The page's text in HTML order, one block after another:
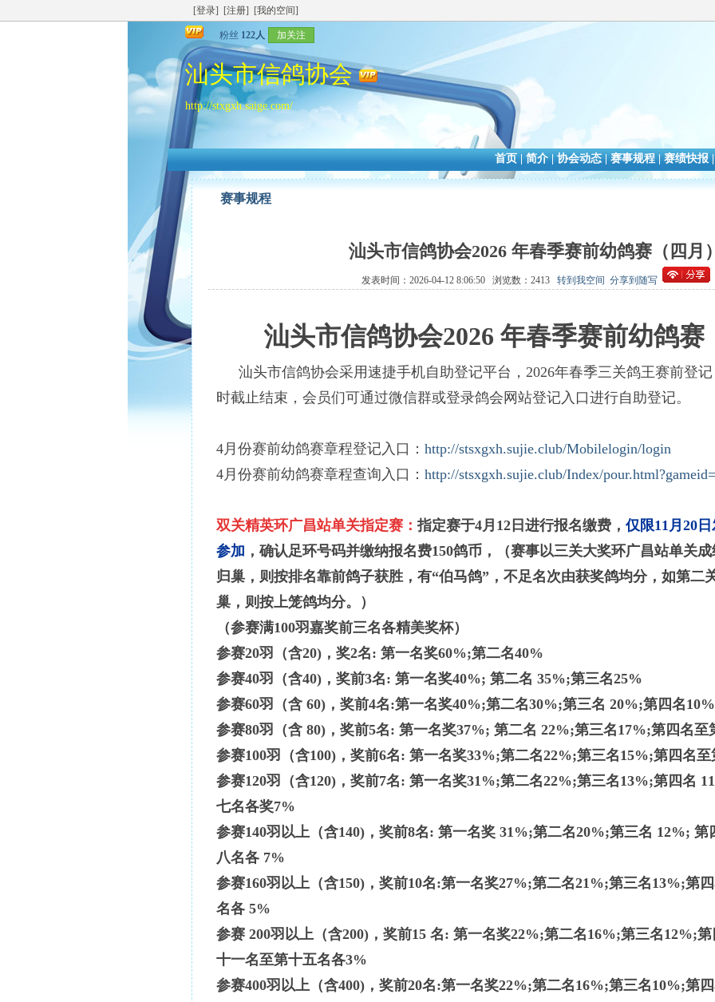
[登录] [注册] [我的空间]
粉丝 122人 加关注
汕头市信鸽协会
http://stxgxh.saige.com/
首页|简介|协会动态|赛事规程|赛绩快报
赛事规程
汕头市信鸽协会2026 年春季赛前幼鸽赛（四月
发表时间：2026-04-12 8:06:50 浏览数：2413 转到我空间 分享到随写
汕头市信鸽协会2026 年春季赛前幼鸽赛
汕头市信鸽协会采用速捷手机自助登记平台， 2026年春季三关鸽王赛前登
时截止结束，会员们可通过微信群或登录鸽会网站登记入口进行自助登记。
4月份赛前幼鸽赛章程登记入口： http://stsxgxh.sujie.club/Mobilelogin/login
4月份赛前幼鸽赛章程查询入口： http://stsxgxh.sujie.club/Index/
双关精英环广昌站单关指定赛： 指定赛于4月12日进行报名缴费，仅限11月20
参加 ，确认足环号码并缴纳报名费150鸽币，（赛事以三关大奖环广昌站单关
归巢，则按排名靠前鸽子获胜， 有“伯马鸽”，不足名次由获奖鸽均分，如第二
巢，则按上笼鸽均分。）
（参赛满100羽嘉奖前三名各精美奖杯）
参赛20羽（含20)，奖2名: 第一名奖60%;第二名40%
参赛40羽（含40)，奖前3名: 第一名奖40%; 第二名 35%;第三名25%
参赛60羽（含 60)，奖前4名:第一名奖40%;第二名30%;第三名 20%;第四名10%
参赛80羽（含 80)，奖前5名: 第一名奖37%; 第二名 22%;第三名17%;第四名至
参赛100羽（含100)，奖前6名: 第一名奖33%;第二名22%;第三名15%;第四名
参赛120羽（含120)，奖前7名: 第一名奖31%;第二名22%;第三名13%;第四名
七名各奖7%
参赛140羽以上（含140)，奖前8名: 第一名奖 31%;第二名20%;第三名 12%;
八名各 7%
参赛160羽以上（含150)，奖前10名:第一名奖27%;第二名21%;第三名13%;第
名各 5%
参赛 200羽以上（含200)，奖前15 名: 第一名奖22%;第二名16%;第三名12%;
十一名至第十五名各3%
参赛400羽以上（含400)，奖前20名:第一名奖22%;第二名16%;第三名10%;第